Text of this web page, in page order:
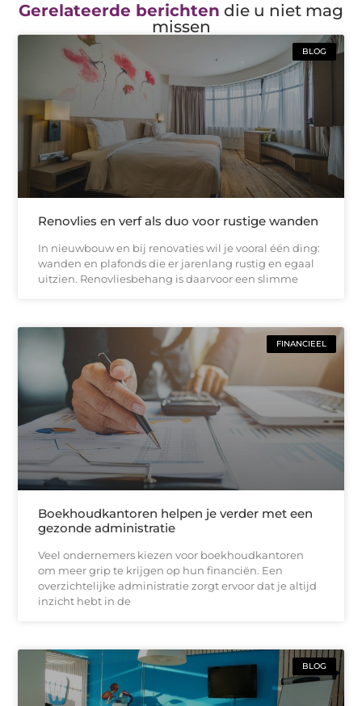
Gerelateerde berichten die u niet mag
missen
BLOG
Renovlies en verf als duo voor rustige wanden
In nieuwbouw en bij renovaties wil je vooral één ding:
wanden en plafonds die er jarenlang rustig en egaal
uitzien. Renovliesbehang is daarvoor een slimme
FINANCIEEL
Boekhoudkantoren helpen je verder met een
gezonde administratie
Veel ondernemers kiezen voor boekhoudkantoren
om meer grip te krijgen op hun financiën. Een
overzichtelijke administratie zorgt ervoor dat je altijd
inzicht hebt in de
BLOG